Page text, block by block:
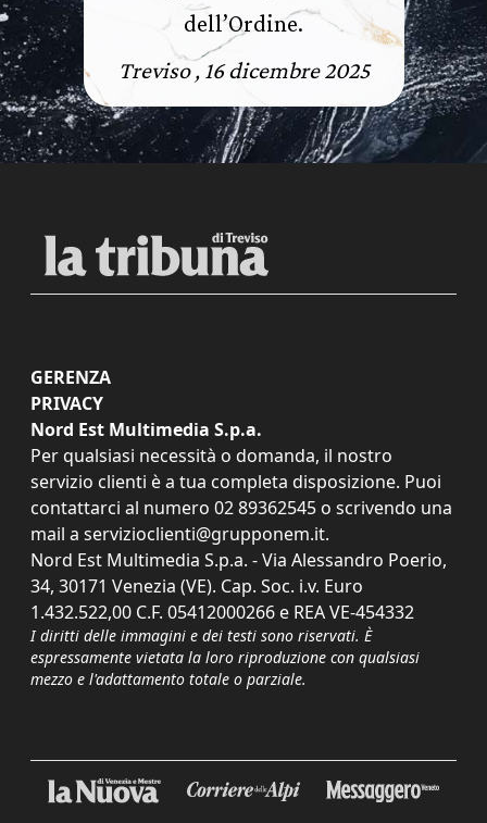
dell’Ordine.
Treviso , 16 dicembre 2025
GERENZA
PRIVACY
Nord Est Multimedia S.p.a.
Per qualsiasi necessità o domanda, il nostro
servizio clienti è a tua completa disposizione. Puoi
contattarci al numero 02 89362545 o scrivendo una
mail a servizioclienti@grupponem.it.
Nord Est Multimedia S.p.a. - Via Alessandro Poerio,
34, 30171 Venezia (VE). Cap. Soc. i.v. Euro
1.432.522,00 C.F. 05412000266 e REA VE-454332
I diritti delle immagini e dei testi sono riservati. È
espressamente vietata la loro riproduzione con qualsiasi
mezzo e l'adattamento totale o parziale.